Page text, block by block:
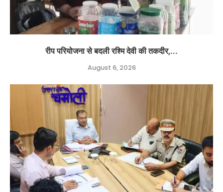
रीप परियोजना से बदली रश्मि देवी की तकदीर,...
August 6, 2026